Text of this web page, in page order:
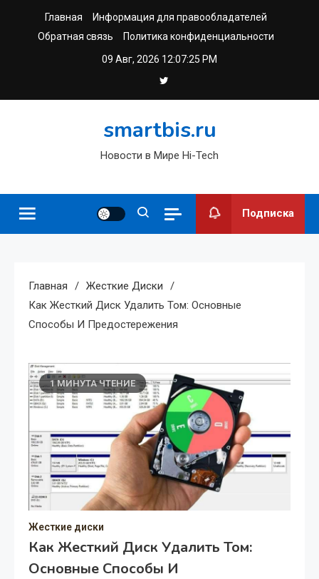
Главная
Информация для правообладателей
Обратная связь
Политика конфиденциальности
09 Авг, 2026 12:07:25 PM
smartbis.ru
Новости в Мире Hi-Tech
Подписка
Главная
Жесткие Диски
Как Жесткий Диск Удалить Том: Основные
Способы И Предостережения
1 МИНУТА ЧТЕНИЕ
Жесткие диски
Как Жесткий Диск Удалить Том:
Основные Способы И